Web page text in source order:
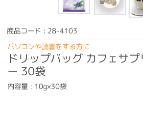
商品コード : 28-4103
パソコンや読書をする方に
ドリップバッグ カフェサ
ー 30袋
内容量 : 10g×30袋